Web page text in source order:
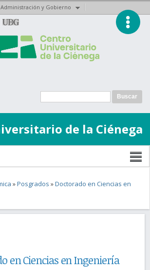
Administración y Gobierno
Pasar al
contenido
principal
Formulario de
Buscar
de la Ciénega
aquí
»Posgrados »Doctorado en Ciencias en
en Ciencias en Ingeniería